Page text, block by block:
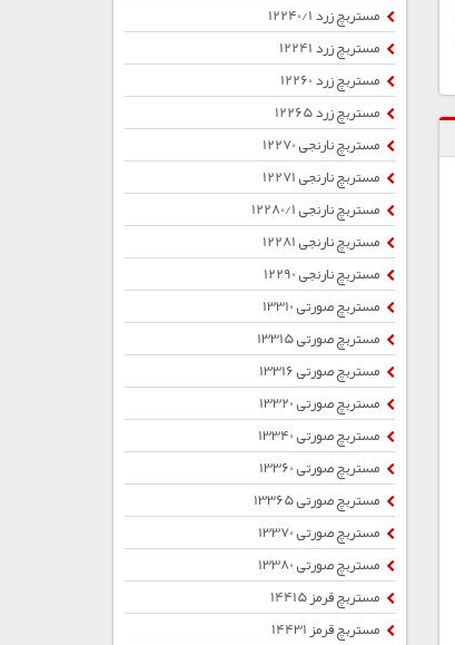
مستربچ زرد 12240/1
مستربچ زرد 12241
مستربچ زرد 12260
مستربچ زرد 12265
مستربچ نارنجی 12270
مستربچ نارنجی 12271
مستربچ نارنجی 12280/1
مستربچ نارنجی 12281
مستربچ نارنجی 12290
مستربچ صورتی 13310
مستربچ صورتی 13315
مستربچ صورتی 13316
مستربچ صورتی 13320
مستربچ صورتی 13340
مستربچ صورتی 13360
مستربچ صورتی 13365
مستربچ صورتی 13370
مستربچ صورتی 13380
مستربچ قرمز 14415
مستربچ قرمز 14431